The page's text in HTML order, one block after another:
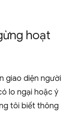
hoạt
giao diện người
lo ngại hoặc ý
tôi biết thông